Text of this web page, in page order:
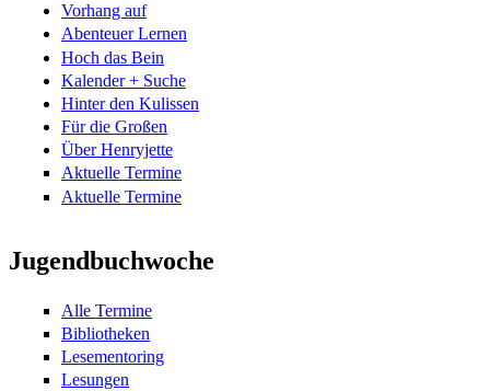
Vorhang auf
Abenteuer Lernen
Hoch das Bein
Kalender + Suche
Hinter den Kulissen
Für die Großen
Über Henryjette
Aktuelle Termine
Aktuelle Termine
Jugendbuchwoche
Alle Termine
Bibliotheken
Lesementoring
Lesungen